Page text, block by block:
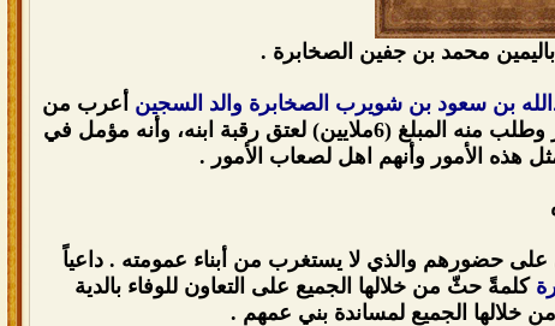
محمد بن جفين الصخابرة .
بن سعود بن شويرب الصخابرة والد السجين أعرب من
خلالها بترحيبه بالحضور وشكر لهم تلبية الدعوة وبيّن لهم فيها القضية وحصولها وأن الله قدر وطلب منه المبلغ (6ملايين) لعتق رقبة ابنه، وأنه مؤمل في
هذه الأمور وأنهم اهل لصعاب الأمور .
على حضورهم والذي لا يستغرب من أبناء عمومته . داعياً
كلمةً حثّ من خلالها الجميع على التعاون للوفاء بالدية
خلالها الجميع لمساندة بني عمهم .